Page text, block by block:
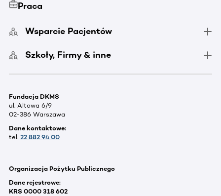
Praca
Wsparcie Pacjentów
Szkoły, Firmy & inne
Fundacja DKMS
ul. Altowa 6/9
02-386 Warszawa
Dane kontaktowe:
tel. 22 882 94 00
Organizacja Pożytku Publicznego
Dane rejestrowe:
KRS 0000 318 602